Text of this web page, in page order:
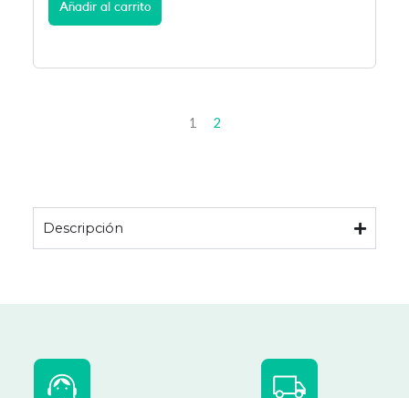
Añadir al carrito
1 2
Descripción